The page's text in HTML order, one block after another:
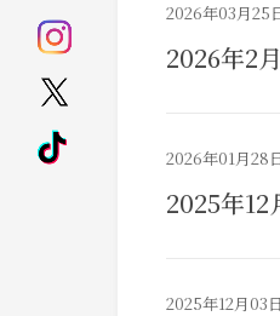
2026年03月25
2026年2
2026年01月28
2025年12
2025年12月03日